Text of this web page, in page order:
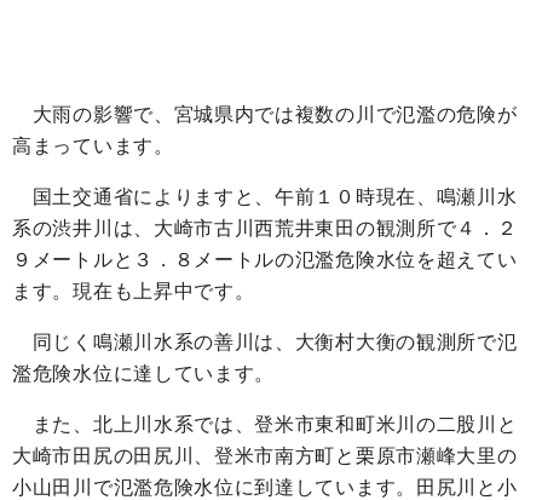
大雨の影響で、宮城県内では複数の川で氾濫の危険が
高まっています。
国土交通省によりますと、午前１０時現在、鳴瀬川水
系の渋井川は、大崎市古川西荒井東田の観測所で４．２
９メートルと３．８メートルの氾濫危険水位を超えてい
ます。現在も上昇中です。
同じく鳴瀬川水系の善川は、大衡村大衡の観測所で氾
濫危険水位に達しています。
また、北上川水系では、登米市東和町米川の二股川と
大崎市田尻の田尻川、登米市南方町と栗原市瀬峰大里の
小山田川で氾濫危険水位に到達しています。田尻川と小